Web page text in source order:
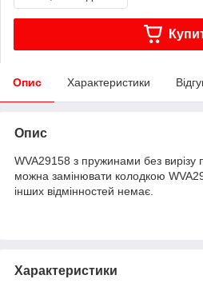
Опис Характеристики
Опис
WVA29158 з пружинами без вирізу
можна замінювати колодкою
інших відмінностей немає.
Характеристики